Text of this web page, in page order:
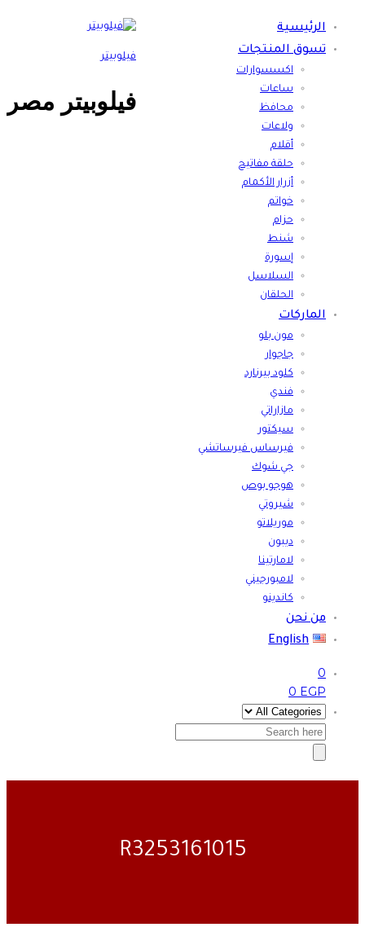
فيلوبيتر
فيلوبيتر مصر
الرئيسية
تسوق المنتجات
اكسسوارات
ساعات
محافظ
ولاعات
أقلام
حلقة مفاتيح
أزرار الأكمام
خواتم
حزام
شنط
إسورة
السلاسل
الحلقان
الماركات
مون بلو
جاجوار
كلود بيرنارد
فندي
مازاراتي
سيكتور
فيرساس فيرساتشي
جي شوك
هوجو بوص
شيروتي
موريلاتو
ديبون
لامارتينا
لامبورجيني
كاندينو
من نحن
English
0
0 EGP
R3253161015